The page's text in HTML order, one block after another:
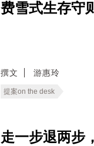
费雪式生存守
撰文 游惠玲
提案on the desk
走一步退两步